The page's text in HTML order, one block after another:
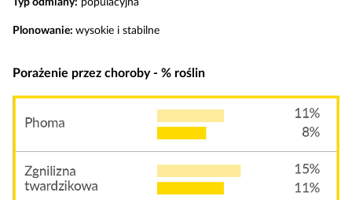
Typ odmiany: populacyjna
Plonowanie: wysokie i stabilne
Porażenie przez choroby - % roślin